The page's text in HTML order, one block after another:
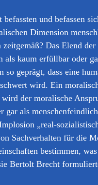
und befassen
Dimension
Das Elend
kaum erfüllbar oder
geprägt, dass eine
wird. Ein
der moralische
gar als
„real-
Sachverhalten für
bestimmen,
Bertolt Brecht